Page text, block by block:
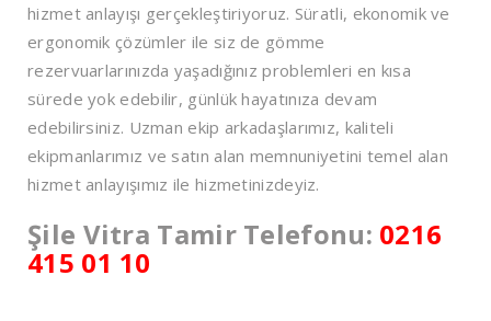
hizmet anlayışı gerçekleştiriyoruz. Süratli, ekonomik ve
ergonomik çözümler ile siz de gömme
rezervuarlarınızda yaşadığınız problemleri en kısa
sürede yok edebilir, günlük hayatınıza devam
edebilirsiniz. Uzman ekip arkadaşlarımız, kaliteli
ekipmanlarımız ve satın alan memnuniyetini temel alan
hizmet anlayışımız ile hizmetinizdeyiz.
Şile Vitra Tamir Telefonu: 0216
415 01 10